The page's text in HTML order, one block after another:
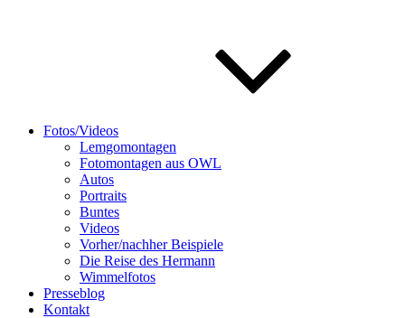
Fotos/Videos
Lemgomontagen
Fotomontagen aus OWL
Autos
Portraits
Buntes
Videos
Vorher/nachher Beispiele
Die Reise des Hermann
Wimmelfotos
Presseblog
Kontakt